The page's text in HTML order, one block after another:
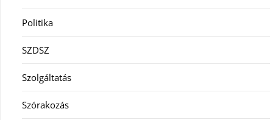
Politika
SZDSZ
Szolgáltatás
Szórakozás